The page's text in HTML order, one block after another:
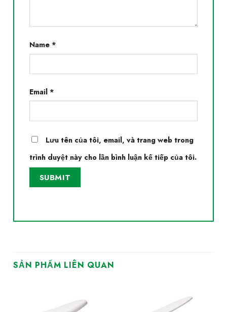
Name *
Email *
Lưu tên của tôi, email, và trang web trong
trình duyệt này cho lần bình luận kế tiếp của tôi.
SẢN PHẨM LIÊN QUAN